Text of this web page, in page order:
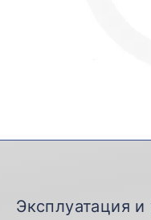
Эксплуатация